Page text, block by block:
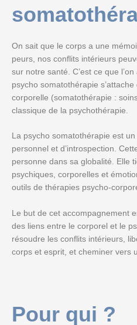
On sait que le corps a une
peurs, nos conflits intérieurs
sur notre santé. C’est ce que
psycho somatothérapie
corporelle (somatothérapie :
classique de la psychothérapie.
La psycho somatothérapie est
personnel et d’introspection.
personne dans sa globalité. Elle
psychiques, corporelles et
outils de thérapies psycho-
Le but de cet accompagnement
des liens entre le corporel et le
résoudre les conflits intérieurs,
corps et esprit, et cheminer vers
Pour qui ?